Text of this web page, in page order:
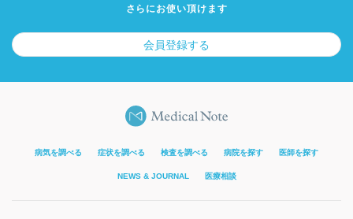
さらにお使い頂けます
会員登録する
病気を調べる 症状を調べる 検査を調べる 病院を探す 医師を探す
NEWS & JOURNAL 医療相談